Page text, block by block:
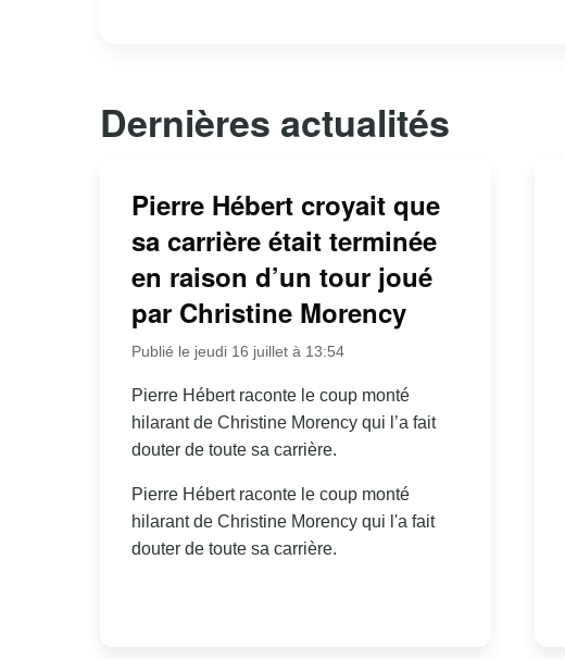
Dernières actualités
Pierre Hébert croyait que
sa carrière était terminée
en raison d’un tour joué
par Christine Morency
Publié le jeudi 16 juillet à 13:54
Pierre Hébert raconte le coup monté
hilarant de Christine Morency qui l’a fait
douter de toute sa carrière.
Pierre Hébert raconte le coup monté
hilarant de Christine Morency qui l'a fait
douter de toute sa carrière.